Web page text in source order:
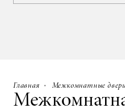
Главная Межкомнатные